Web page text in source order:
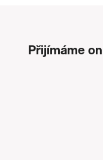
Přijímáme